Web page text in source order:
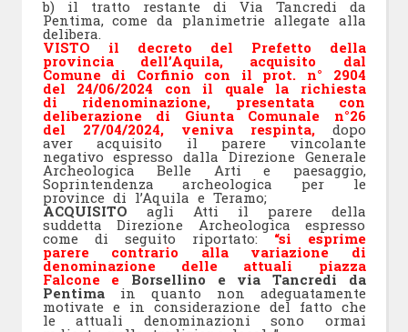
b) il tratto restante di Via Tancredi da
Pentima, come da planimetrie allegate alla
delibera.
VISTO il decreto del Prefetto della
provincia dell’Aquila, acquisito dal
Comune di Corfinio con il prot. n° 2904
del 24/06/2024 con il quale la richiesta
di ridenominazione, presentata con
deliberazione di Giunta Comunale n°26
del 27/04/2024, veniva respinta,dopo
aver acquisito il parere vincolante
negativo espresso dalla Direzione Generale
Archeologica Belle Arti e paesaggio,
Soprintendenza archeologica per le
province di l’Aquila e Teramo;
ACQUISITO agli Atti il parere della
suddetta Direzione Archeologica espresso
come di seguito riportato: “si esprime
parere contrario alla variazione di
denominazione delle attuali piazza
Falcone e Borsellino e via Tancredi da
Pentimain quanto non adeguatamente
motivate e in considerazione del fatto che
le attuali denominazioni sono ormai